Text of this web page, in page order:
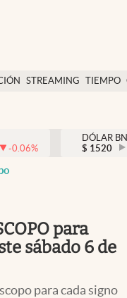
STREAMING TIEMPO
México
-0.06%
DÓLAR
$ 1520
para
sábado 6 de
para cada signo